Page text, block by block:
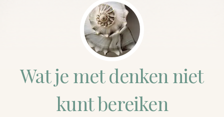
Wat je met denken niet
kunt bereiken